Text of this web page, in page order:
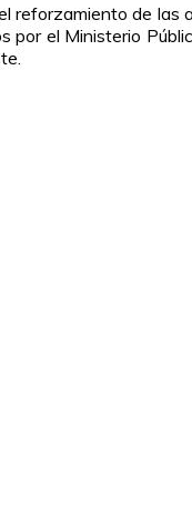
reforzamiento de las
por el Ministerio